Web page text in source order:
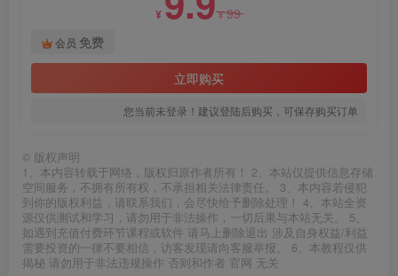
¥ ¥99
会员 免费
立即购买
您当前未登录！建议登陆后购买，可保存购买订单
© 版权声明
1、本内容转载于网络，版权归原作者所有！ 2、本站仅提供信息存储
空间服务，不拥有所有权，不承担相关法律责任。 3、本内容若侵犯
到你的版权利益，请联系我们，会尽快给予删除处理！ 4、本站全资
源仅供测试和学习，请勿用于非法操作，一切后果与本站无关。 5、
如遇到充值付费环节课程或软件 请马上删除退出 涉及自身权益/利益
需要投资的一律不要相信，访客发现请向客服举报。 6、本教程仅供
揭秘 请勿用于非法违规操作 否则和作者 官网 无关